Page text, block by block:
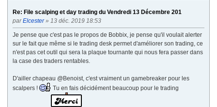
Re: File scalping et day trading du Vendredi 13 Décembre 201
parElcester» 13 déc. 2019 18:53
Je pense que c'est pas le propos de Bobbix, je pense qu'il voulait alerter
sur le fait que même si le trading desk permet d'améliorer son trading, ce
n'est pas cet outil qui sera la plaque tournante qui nous fera passer dans
la case des traders rentables.
D'ailler chapeau @Benoist, c'est vraiment un gamebreaker pour les
scalpers !
Tu en fais décidément beaucoup pour le trading